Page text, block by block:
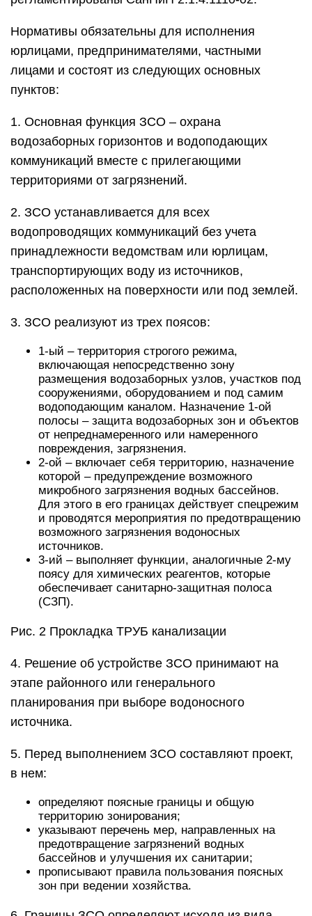
Нормативы обязательны для исполнения
юрлицами, предпринимателями, частными
лицами и состоят из следующих основных
пунктов:
1. Основная функция ЗСО – охрана
водозаборных горизонтов и водоподающих
коммуникаций вместе с прилегающими
территориями от загрязнений.
2. ЗСО устанавливается для всех
водопроводящих коммуникаций без учета
принадлежности ведомствам или юрлицам,
транспортирующих воду из источников,
расположенных на поверхности или под землей.
3. ЗСО реализуют из трех поясов:
1-ый – территория строгого режима,
включающая непосредственно зону
размещения водозаборных узлов, участков под
сооружениями, оборудованием и под самим
водоподающим каналом. Назначение 1-ой
полосы – защита водозаборных зон и объектов
от непреднамеренного или намеренного
повреждения, загрязнения.
2-ой – включает себя территорию, назначение
которой – предупреждение возможного
микробного загрязнения водных бассейнов.
Для этого в его границах действует спецрежим
и проводятся мероприятия по предотвращению
возможного загрязнения водоносных
источников.
3-ий – выполняет функции, аналогичные 2-му
поясу для химических реагентов, которые
обеспечивает санитарно-защитная полоса
(СЗП).
Рис. 2 Прокладка ТРУБ канализации
4. Решение об устройстве ЗСО принимают на
этапе районного или генерального
планирования при выборе водоносного
источника.
5. Перед выполнением ЗСО составляют проект,
в нем:
определяют поясные границы и общую
территорию зонирования;
указывают перечень мер, направленных на
предотвращение загрязнений водных
бассейнов и улучшения их санитарии;
прописывают правила пользования поясных
зон при ведении хозяйства.